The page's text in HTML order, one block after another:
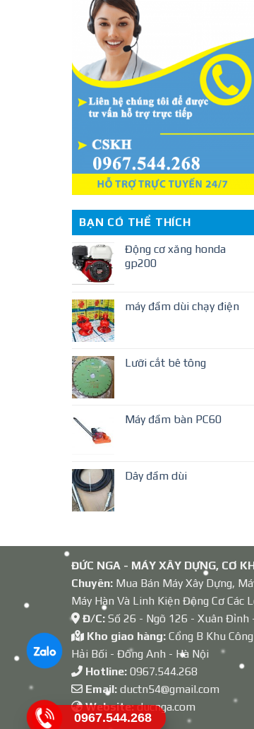
BẠN CÓ THỂ THÍCH
Động cơ xăng honda
gp200
máy đầm dùi chạy điện
Lưỡi cắt bê tông
Máy đầm bàn PC60
Dây đầm dùi
ĐỨC NGA - MÁY XÂY DỰNG, CƠ
Chuyên:Mua Bán Máy Xây Dựng,
Máy Hàn Và Linh Kiện Động Cơ Các
Đ/C: Số 26 - Ngõ 126 - Xuân Đỉnh
Kho giao hàng: Cổng B Khu
Hải Bối - Đông Anh - Hà Nội
Hotline: 0967.544.268
Email: ductn54@gmail.com
Website:ducnga.com
0967.544.268